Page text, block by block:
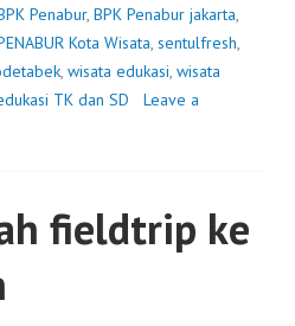
Penabur, BPK Penabur jakarta,
Kota Wisata, sentulfresh,
, wisata edukasi, wisata
TK dan SD
Leave a
fieldtrip ke